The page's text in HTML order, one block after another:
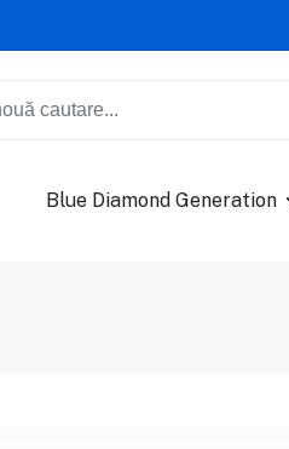
Blue Diamond Generation